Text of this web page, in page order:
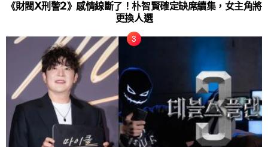
《財閥X刑警2》感情線斷了！朴智賢確定缺席續集，女主角將
更換人選